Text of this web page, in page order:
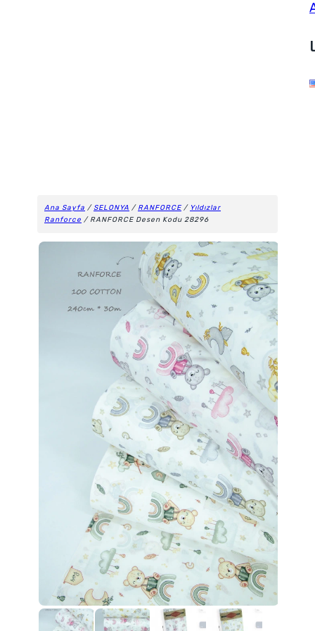
Ana Sayfa / SELONYA / RANFORCE / Yıldızlar
Ranforce / RANFORCE Desen Kodu 28296